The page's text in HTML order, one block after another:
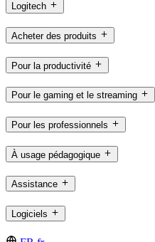
Logitech
Acheter des produits
Pour la productivité
Pour le gaming et le streaming
Pour les professionnels
À usage pédagogique
Assistance
Logiciels